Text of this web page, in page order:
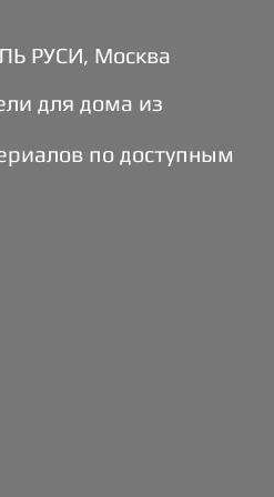
РУСИ, Москва
для дома из
по доступным